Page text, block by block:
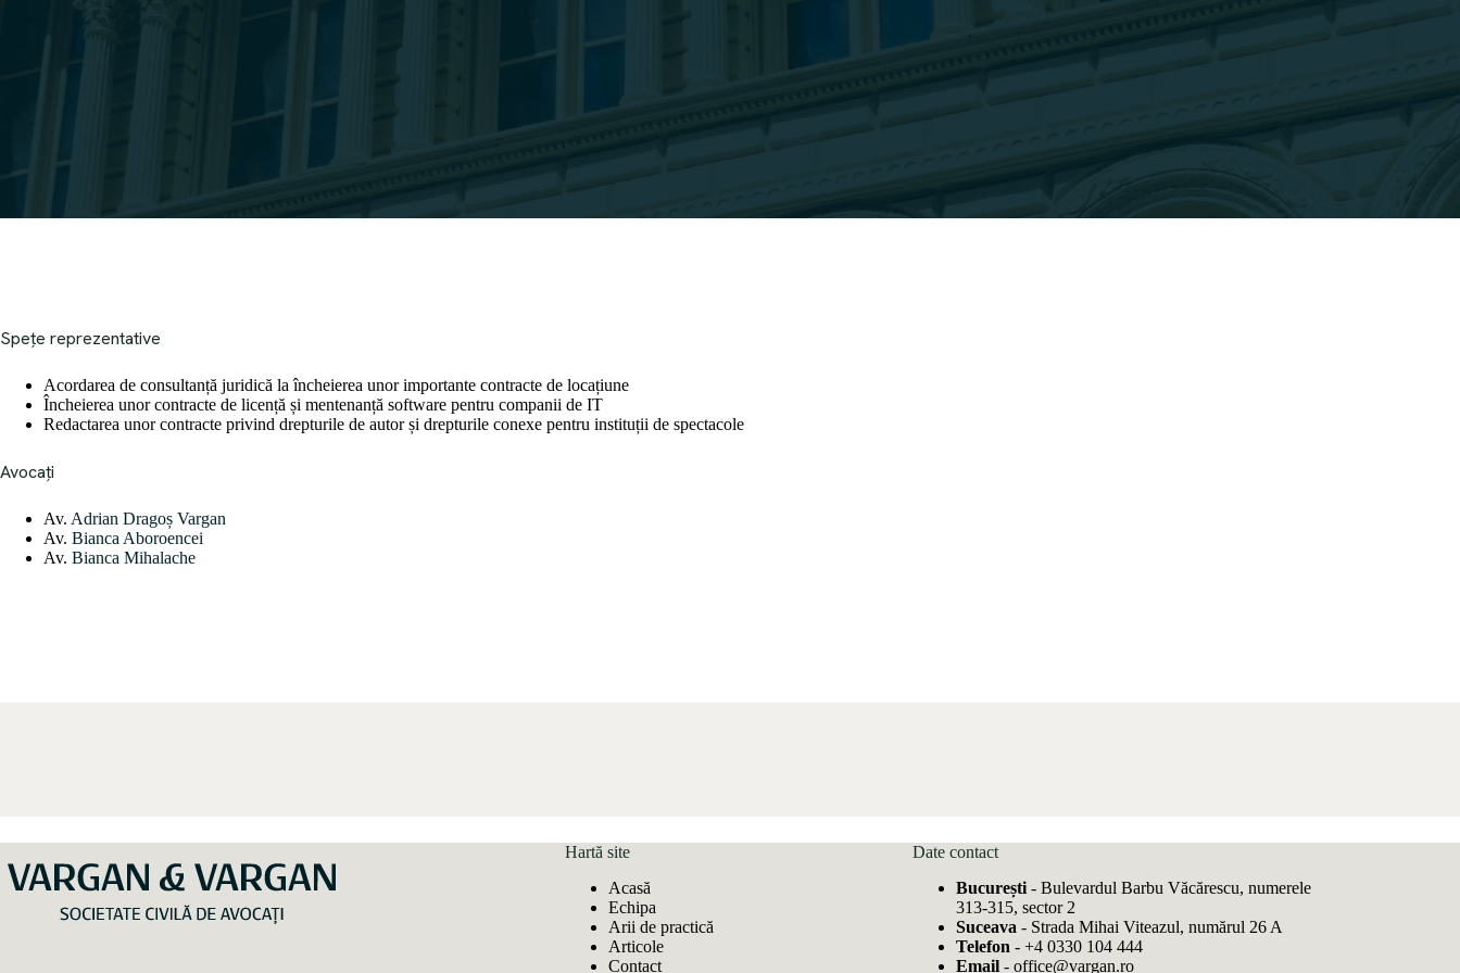
Spețe reprezentative
Acordarea de consultanță juridică la încheierea unor importante contracte de locațiune
Încheierea unor contracte de licență și mentenanță software pentru companii de IT
Redactarea unor contracte privind drepturile de autor și drepturile conexe pentru instituții de spectacole
Avocați
Av. Adrian Dragoș Vargan
Av. Bianca Aboroencei
Av. Bianca Mihalache
Hartă site
Acasă
Echipa
Arii de practică
Articole
Contact
Date contact
București- Bulevardul Barbu Văcărescu, numerele
313-315, sector 2
Suceava - Strada Mihai Viteazul, numărul 26 A
Telefon - +4 0330 104 444
Email- office@vargan.ro